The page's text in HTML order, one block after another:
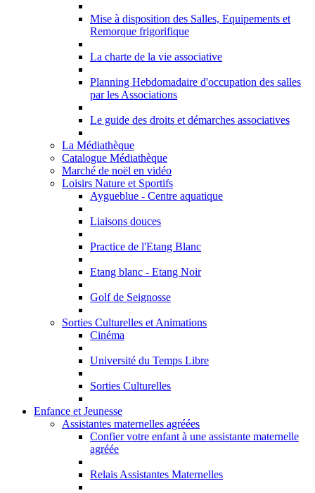
Mise à disposition des Salles, Equipements et
Remorque frigorifique
La charte de la vie associative
Planning Hebdomadaire d'occupation des salles
par les Associations
Le guide des droits et démarches associatives
La Médiathèque
Catalogue Médiathèque
Marché de noël en vidéo
Loisirs Nature et Sportifs
Aygueblue - Centre aquatique
Liaisons douces
Practice de l'Etang Blanc
Etang blanc - Etang Noir
Golf de Seignosse
Sorties Culturelles et Animations
Cinéma
Université du Temps Libre
Sorties Culturelles
Enfance et Jeunesse
Assistantes maternelles agréées
Confier votre enfant à une assistante maternelle
agréée
Relais Assistantes Maternelles